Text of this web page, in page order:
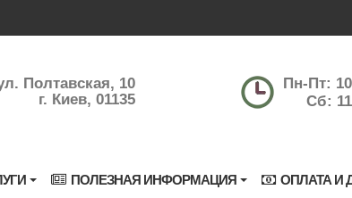
Полтавская, 10
г. Киев, 01135
Пн-Пт:
Сб:
ПОЛЕЗНАЯ ИНФОРМАЦИЯ ОПЛАТА И